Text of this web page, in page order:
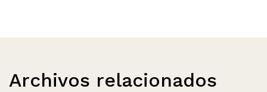
Archivos relacionados